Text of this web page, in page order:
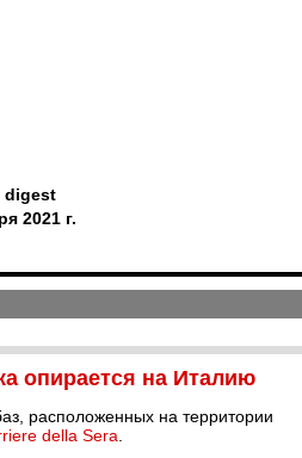
digest
2021 г.
опирается на Италию
расположенных на территории
della Sera